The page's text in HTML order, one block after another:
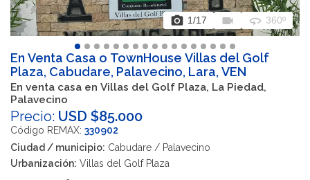
photo_camera 1/17 videocam 360 360º
En Venta Casa o TownHouse Villas del Golf
Plaza, Cabudare, Palavecino, Lara, VEN
En venta casa en Villas del Golf Plaza, La Piedad,
Palavecino
Precio: USD $85.000
Código REMAX: 330902
Ciudad / municipio: Cabudare / Palavecino
Urbanización: Villas del Golf Plaza